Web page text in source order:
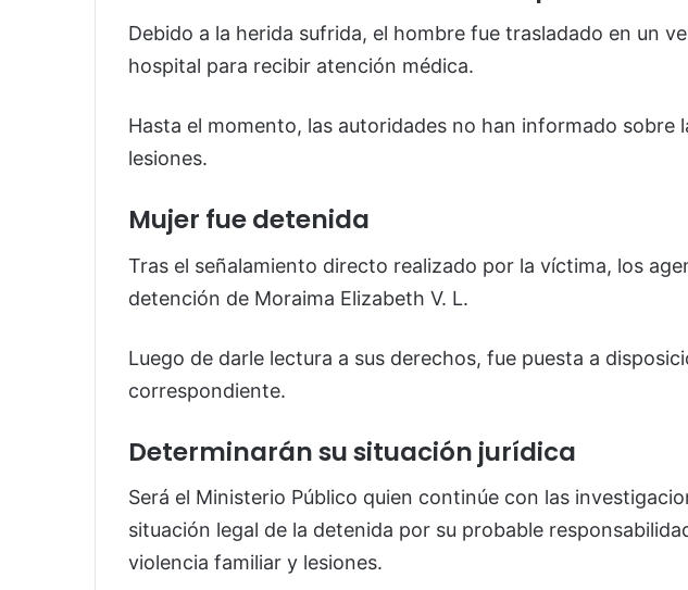
Debido a la herida sufrida, el hombre fue trasladado en un
hospital para recibir atención médica.
Hasta el momento, las autoridades no han informado sobre
lesiones.
Mujer fue detenida
Tras el señalamiento directo realizado por la víctima, los
detención de Moraima Elizabeth V. L.
Luego de darle lectura a sus derechos, fue puesta a
correspondiente.
Determinarán su situación jurídica
Será el Ministerio Público quien continúe con las
situación legal de la detenida por su probable
violencia familiar y lesiones.